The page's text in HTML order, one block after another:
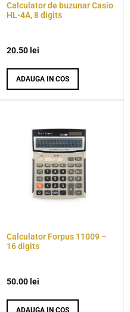
Calculator de buzunar Casio
HL-4A, 8 digits
20.50 lei
ADAUGA IN COS
Calculator Forpus 11009 –
16 digits
50.00 lei
ADAUGA IN COS